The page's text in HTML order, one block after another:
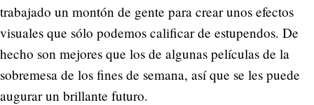
trabajado un montón de gente para crear unos efectos
visuales que sólo podemos calificar de estupendos. De
hecho son mejores que los de algunas películas de la
sobremesa de los fines de semana, así que se les puede
augurar un brillante futuro.